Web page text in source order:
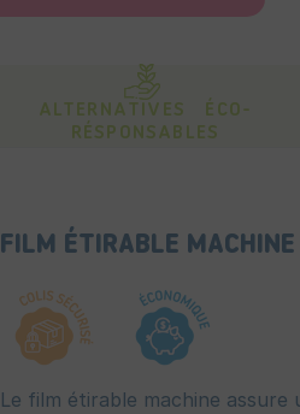
ALTERNATIVES ÉCO-
RÉSPONSABLES
FILM ÉTIRABLE
Le film étirable machine